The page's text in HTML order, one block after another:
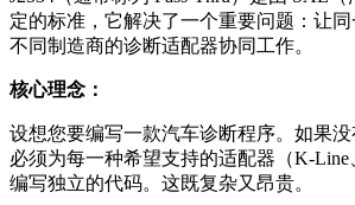
定的标准，它解决了一个重要问题：让
不同制造商的诊断适配器协同工作。
核心理念：
设想您要编写一款汽车诊断程序。如果没
必须为每一种希望支持的适配器（K-Line
编写独立的代码。这既复杂又昂贵。